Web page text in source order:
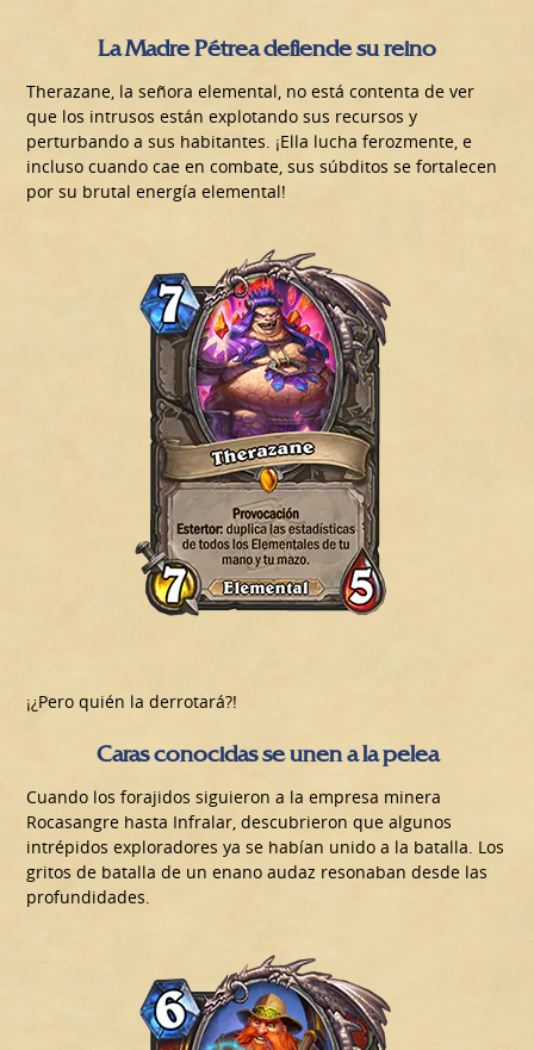
La Madre Pétrea defiende su reino
Therazane, la señora elemental, no está contenta de ver
que los intrusos están explotando sus recursos y
perturbando a sus habitantes. ¡Ella lucha ferozmente, e
incluso cuando cae en combate, sus súbditos se fortalecen
por su brutal energía elemental!
¡¿Pero quién la derrotará?!
Caras conocidas se unen a la pelea
Cuando los forajidos siguieron a la empresa minera
Rocasangre hasta Infralar, descubrieron que algunos
intrépidos exploradores ya se habían unido a la batalla. Los
gritos de batalla de un enano audaz resonaban desde las
profundidades.